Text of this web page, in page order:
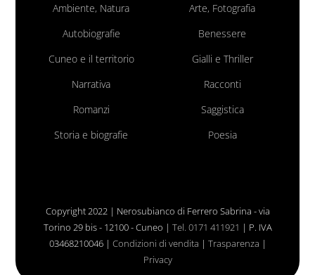
Ambiente, Natura
Arte, Fotografia
Autobiografie
Benessere
Cuneo e il territorio
Gialli e Thriller
Narrativa
Racconti
Romanzi
Saggistica
Storia e biografie
Poesia
Copyright 2022 | Nerosubianco di Ferrero Sabrina - via
Torino 29 bis - 12100 - Cuneo | Tel. 0171 411921 | P. IVA
03468210046 | Condizioni di vendita | Trasparenza |
Privacy